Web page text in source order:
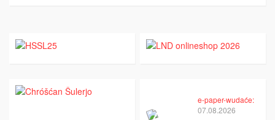
e-paper-wudaće:
07.08.2026